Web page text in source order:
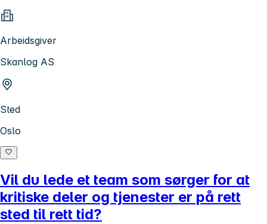
Arbeidsgiver
Skanlog AS
Sted
Oslo
Vil du lede et team som sørger for at
kritiske deler og tjenester er på rett
sted til rett tid?